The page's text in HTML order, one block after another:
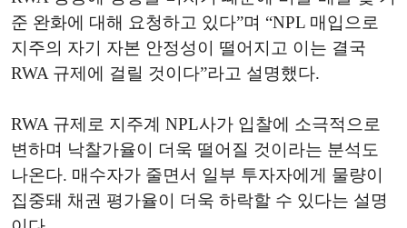
준 완화에 대해 요청하고 있다”며 “NPL 매입으로
지주의 자기 자본 안정성이 떨어지고 이는 결국
RWA 규제에 걸릴 것이다”라고 설명했다.
RWA 규제로 지주계 NPL사가 입찰에 소극적으로
변하며 낙찰가율이 더욱 떨어질 것이라는 분석도
나온다. 매수자가 줄면서 일부 투자자에게 물량이
집중돼 채권 평가율이 더욱 하락할 수 있다는 설명